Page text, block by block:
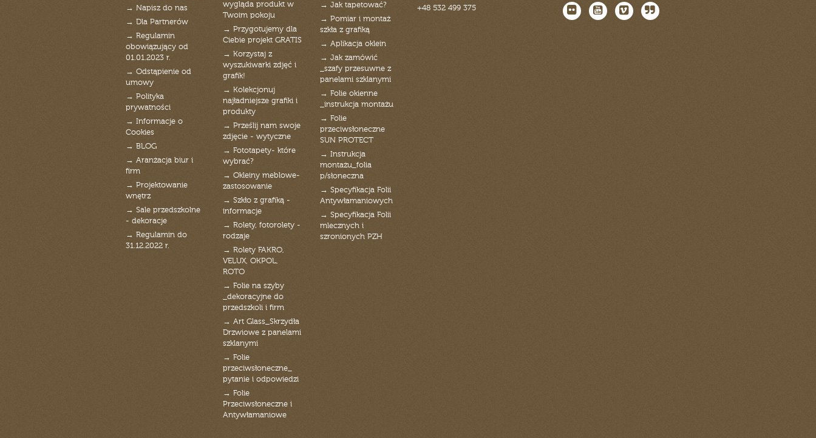
→ Napisz do nas
→ Dla Partnerów
→ Regulamin
obowiązujący od
01.01.2023 r.
→ Odstąpienie od
umowy
→ Polityka
prywatności
→ Informacje o
Cookies
→ BLOG
→ Aranżacja biur i
firm
→ Projektowanie
wnętrz
→ Sale przedszkolne
- dekoracje
→ Regulamin do
31.12.2022 r.
wygląda produkt w
Twoim pokoju
→ Przygotujemy dla
Ciebie projekt GRATIS
→ Korzystaj z
wyszukiwarki zdjęć i
grafik!
→ Kolekcjonuj
najładniejsze grafiki i
produkty
→ Prześlij nam swoje
zdjęcie - wytyczne
→ Fototapety- które
wybrać?
→ Okleiny meblowe-
zastosowanie
→ Szkło z grafiką -
informacje
→ Rolety, fotorolety -
rodzaje
→ Rolety FAKRO,
VELUX, OKPOL,
ROTO
→ Folie na szyby
_dekoracyjne do
przedszkoli i firm
→ Art Glass_Skrzydła
Drzwiowe z panelami
szklanymi
→ Folie
przeciwsłoneczne_
pytanie i odpowiedzi
→ Folie
Przeciwsłoneczne i
Antywłamaniowe
→ Jak tapetować?
→ Pomiar i montaż
szkła z grafiką
→ Aplikacja oklein
→ Jak zamówić
_szafy przesuwne z
panelami szklanymi
→ Folie okienne
_instrukcja montażu
→ Folie
przeciwsłoneczne
SUN PROTECT
→ Instrukcja
montażu_folia
p/słoneczna
→ Specyfikacja Folii
Antywłamaniowych
→ Specyfikacja Folii
mlecznych i
szronionych PZH
+48 532 499 375